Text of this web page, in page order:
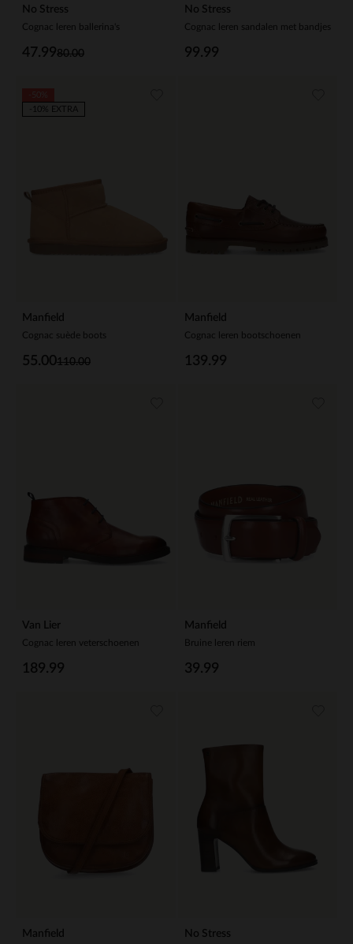
No Stress
Cognac leren ballerina's
80.00
47.99
No Stress
Cognac leren sandalen met bandjes
99.99
Manfield
Cognac suède boots
110.00
55.00
-10% EXTRA
Manfield
Cognac leren bootschoenen
139.99
Van Lier
Cognac leren veterschoenen
189.99
Manfield
Bruine leren riem
39.99
Manfield No Stress